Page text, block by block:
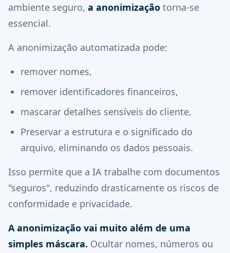
ambiente seguro, a anonimização torna-se
essencial.
A anonimização automatizada pode:
remover nomes,
remover identificadores financeiros,
mascarar detalhes sensíveis do cliente,
Preservar a estrutura e o significado do
arquivo, eliminando os dados pessoais.
Isso permite que a IA trabalhe com documentos
"seguros", reduzindo drasticamente os riscos de
conformidade e privacidade.
A anonimização vai muito além de uma
simples máscara. Ocultar nomes, números ou